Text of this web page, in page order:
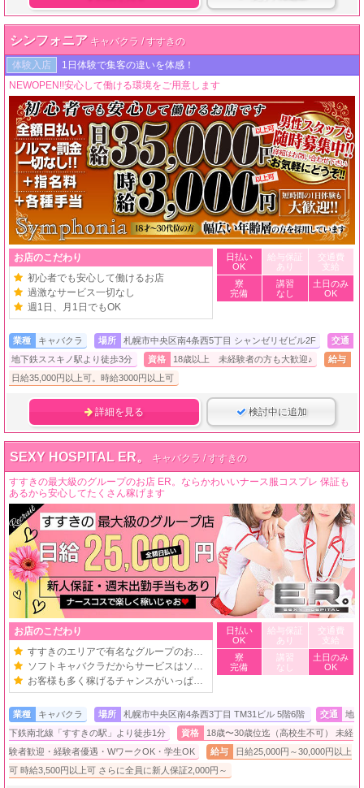
シンフォニア キャバクラ / すすきの
体験入店
1日体験で集客の違いを体感！
NEWOPEN!!安心して働ける環境をご用意します
お店のこだわり
初心者でも安心して働けるお店
過激なサービス一切なし
週1日、月1日でもOK
日払い
OK
給与保証
あり
交通費
支給
寮
完備
講習
なし
土日のみ
OK
業種 キャバクラ 場所 札幌市中央区南4条西5丁目 シャンゼリゼビル2F
交通
地下鉄ススキノ駅より徒歩3分
資格 18歳以上 未経験者の方も大歓迎♪
給与
日給35,000円以上可。時給3000円以上可
詳細を見る 検討中に追加
SEXY HOSPITAL ER。 キャバクラ / すすきの
すすきの最大級のグループのお店 ER。ならかわいいナース服コスプレ 保証も
あるから安心してたくさん稼げます
お店のこだわり
すすきのエリアで有名なグループのお店！
ソフトキャバクラだからサービスはソフト♪
お客様も多く稼げるチャンスがいっぱい★
日払い
OK
給与保証
あり
交通費
支給
寮
完備
講習
なし
土日のみ
OK
業種 キャバクラ 場所 札幌市中央区南4条西3丁目 TM31ビル 5階6階 交通
地
下鉄南北線「すすきの駅」より徒歩1分
資格
18歳〜30歳位迄（高校生不可） 未経
験者歓迎・経験者優遇・WワークOK・学生OK
給与
日給25,000円～30,000円以上
可 時給3,500円以上可 さらに全員に新人保証2,000円～